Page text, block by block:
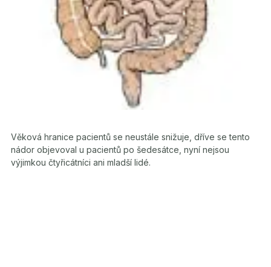
Věková hranice pacientů se neustále snižuje, dříve se tento
nádor objevoval u pacientů po šedesátce, nyní nejsou
výjimkou čtyřicátníci ani mladší lidé.